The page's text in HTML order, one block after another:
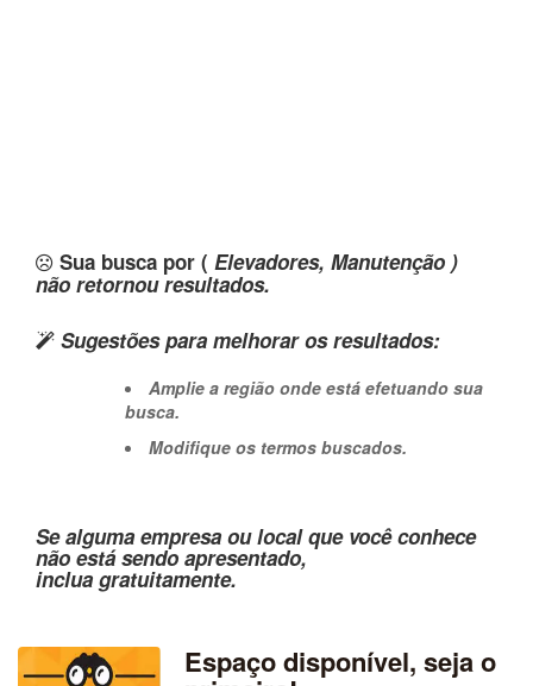
Sua busca por ( Elevadores, Manutenção )
não retornou resultados.
Sugestões para melhorar os resultados:
Amplie a região onde está efetuando sua
busca.
Modifique os termos buscados.
Se alguma empresa ou local que você conhece
não está sendo apresentado,
inclua gratuitamente.
Espaço disponível, seja o